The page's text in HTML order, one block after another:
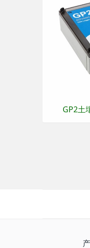
GP2土